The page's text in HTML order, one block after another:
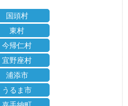
国頭村
東村
今帰仁村
宜野座村
浦添市
うるま市